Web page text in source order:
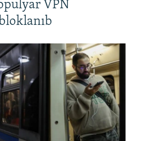
VPN